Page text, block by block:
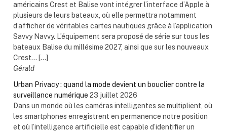
américains Crest et Balise vont intégrer l’interface d’Apple à
plusieurs de leurs bateaux, où elle permettra notamment
d’afficher de véritables cartes nautiques grâce à l’application
Savvy Navvy. L’équipement sera proposé de série sur tous les
bateaux Balise du millésime 2027, ainsi que sur les nouveaux
Crest... […]
Gérald
Urban Privacy : quand la mode devient un bouclier contre la
surveillance numérique 23 juillet 2026
Dans un monde où les caméras intelligentes se multiplient, où
les smartphones enregistrent en permanence notre position
et où l’intelligence artificielle est capable d’identifier un